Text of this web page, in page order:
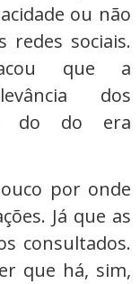
ou não
redes sociais.
que a
dos
do do era
por onde
Já que as
consultados.
que há, sim,